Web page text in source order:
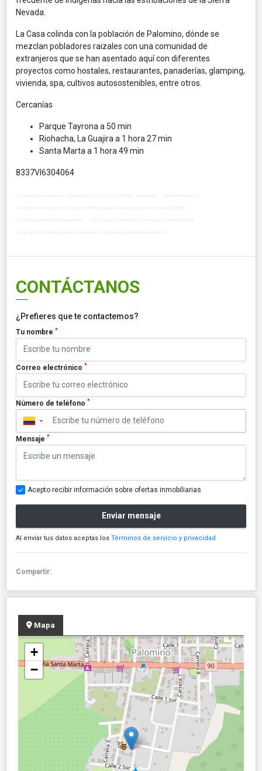
Nevada.
La Casa colinda con la población de Palomino, dónde se
mezclan pobladores raizales con una comunidad de
extranjeros que se han asentado aquí con diferentes
proyectos como hostales, restaurantes, panaderías, glamping,
vivienda, spa, cultivos autosostenibles, entre otros.
Cercanías
Parque Tayrona a 50 min
Riohacha, La Guajira a 1 hora 27 min
Santa Marta a 1 hora 49 min
8337VI6304064
CONTÁCTANOS
¿Prefieres que te contactemos?
Tu nombre *
Correo electrónico *
Número de teléfono *
▼
Mensaje *
Acepto recibir información sobre ofertas inmobiliarias
Enviar mensaje
Al enviar tus datos aceptas los Términos de servicio y privacidad
Compartir:
Mapa
+
−